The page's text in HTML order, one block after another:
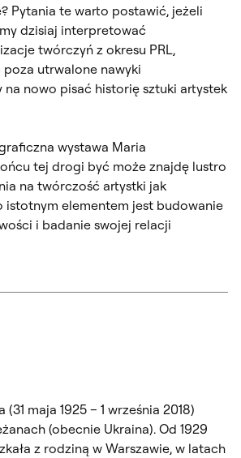
Pytania te warto postawić, jeżeli
dzisiaj interpretować
twórczyń z okresu PRL,
poza utrwalone nawyki
nowo pisać historię sztuki artystek
wystawa Maria
tej drogi być może znajdę lustro
na twórczość artystki jak
istotnym elementem jest budowanie
i badanie swojej relacji
maja 1925 – 1 września 2018)
(obecnie Ukraina). Od 1929
z rodziną w Warszawie, w latach